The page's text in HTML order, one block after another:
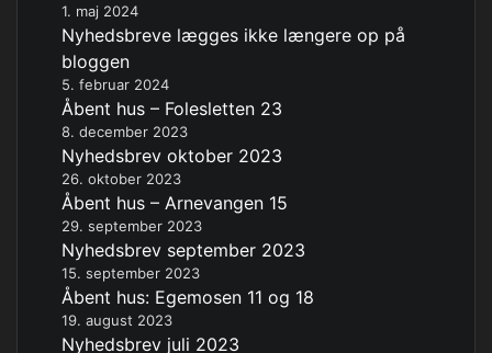
1. maj 2024
Nyhedsbreve lægges ikke længere op på
bloggen
5. februar 2024
Åbent hus – Folesletten 23
8. december 2023
Nyhedsbrev oktober 2023
26. oktober 2023
Åbent hus – Arnevangen 15
29. september 2023
Nyhedsbrev september 2023
15. september 2023
Åbent hus: Egemosen 11 og 18
19. august 2023
Nyhedsbrev juli 2023